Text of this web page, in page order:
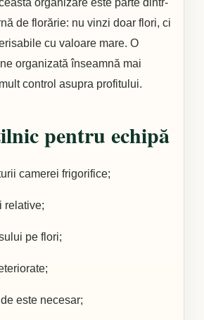
organizare este parte dintr-
de florărie: nu vinzi doar flori, ci
cu valoare mare. O
organizată înseamnă mai
control asupra profitului.
pentru echipă
camerei frigorifice;
relative;
pe flori;
este necesar;